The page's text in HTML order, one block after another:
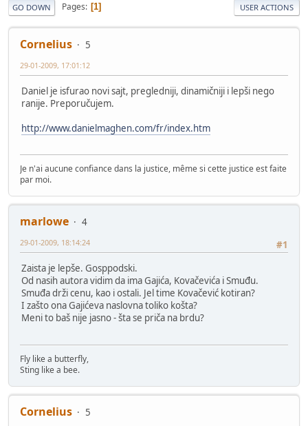
GO DOWN Pages 1 USER ACTIONS
Cornelius 5
29-01-2009, 17:01:12
Daniel je isfurao novi sajt, pregledniji, dinamičniji i lepši nego
ranije. Preporučujem.
http://www.danielmaghen.com/fr/index.htm
Je n'ai aucune confiance dans la justice, même si cette justice est faite
par moi.
marlowe
4
#1
29-01-2009, 18:14:24
Zaista je lepše. Gosppodski.
Od nasih autora vidim da ima Gajića, Kovačevića i Smuđu.
Smuđa drži cenu, kao i ostali. Jel time Kovačević kotiran?
I zašto ona Gajićeva naslovna toliko košta?
Meni to baš nije jasno - šta se priča na brdu?
Fly like a butterfly,
Sting like a bee.
Cornelius
5